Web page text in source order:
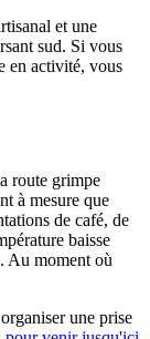
et une
sud. Si vous
en activité, vous
route grimpe
à mesure que
de café, de
baisse
Au moment où
une prise